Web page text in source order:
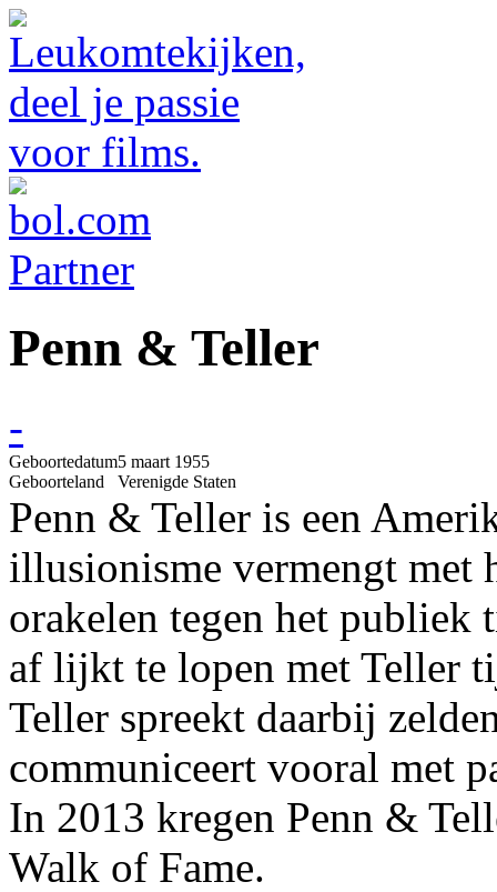
Penn & Teller
-
Geboortedatum5 maart 1955
Geboorteland
Verenigde Staten
Penn & Teller is een
illusionisme vermengt met
orakelen tegen het publiek
af lijkt te lopen met Teller
Teller spreekt daarbij
communiceert vooral met
In 2013 kregen Penn &
Walk of Fame.